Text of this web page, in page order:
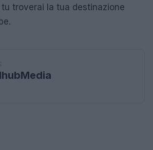
troverai la tua destinazione